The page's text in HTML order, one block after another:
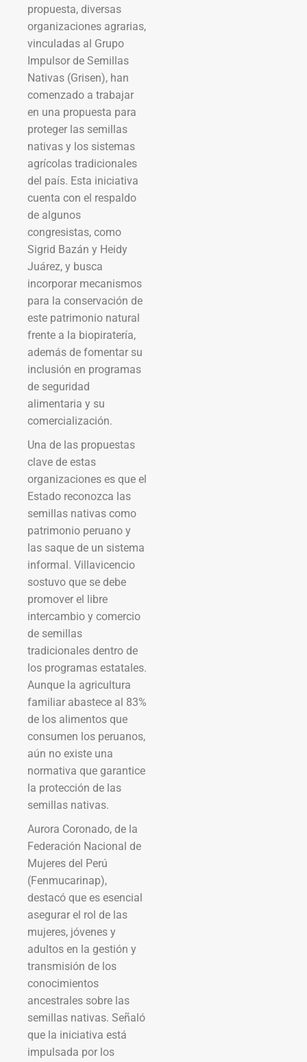
propuesta, diversas
organizaciones agrarias,
vinculadas al Grupo
Impulsor de Semillas
Nativas (Grisen), han
comenzado a trabajar
en una propuesta para
proteger las semillas
nativas y los sistemas
agrícolas tradicionales
del país. Esta iniciativa
cuenta con el respaldo
de algunos
congresistas, como
Sigrid Bazán y Heidy
Juárez, y busca
incorporar mecanismos
para la conservación de
este patrimonio natural
frente a la biopiratería,
además de fomentar su
inclusión en programas
de seguridad
alimentaria y su
comercialización.
Una de las propuestas
clave de estas
organizaciones es que el
Estado reconozca las
semillas nativas como
patrimonio peruano y
las saque de un sistema
informal. Villavicencio
sostuvo que se debe
promover el libre
intercambio y comercio
de semillas
tradicionales dentro de
los programas estatales.
Aunque la agricultura
familiar abastece al 83%
de los alimentos que
consumen los peruanos,
aún no existe una
normativa que garantice
la protección de las
semillas nativas.
Aurora Coronado, de la
Federación Nacional de
Mujeres del Perú
(Fenmucarinap),
destacó que es esencial
asegurar el rol de las
mujeres, jóvenes y
adultos en la gestión y
transmisión de los
conocimientos
ancestrales sobre las
semillas nativas. Señaló
que la iniciativa está
impulsada por los